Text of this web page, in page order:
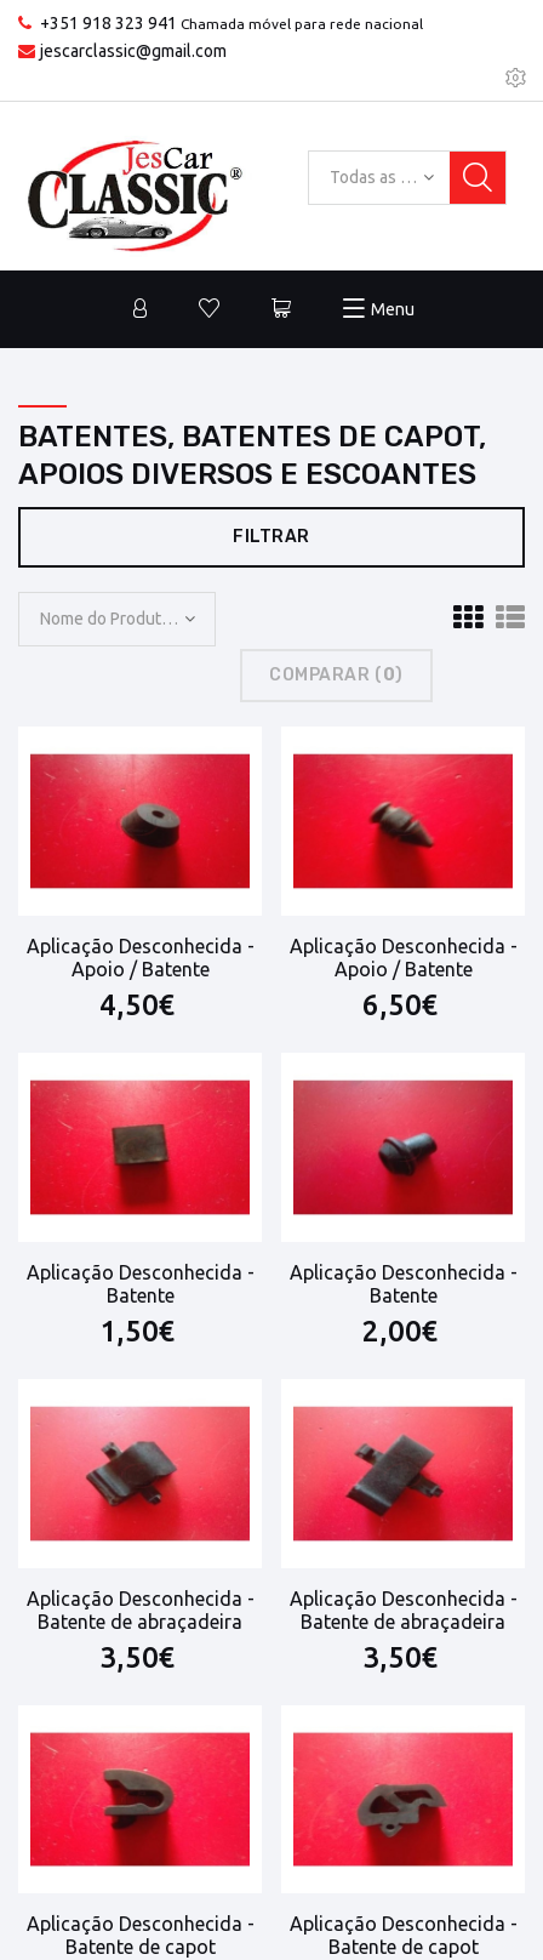
+351 918 323 941 Chamada móvel para rede nacional
jescarclassic@gmail.com
Todas as categorias
Menu
BATENTES, BATENTES DE CAPOT,
APOIOS DIVERSOS E ESCOANTES
FILTRAR
Nome do Produto: A a Z
COMPARAR (0)
Aplicação Desconhecida -
Apoio / Batente
4,50€
Aplicação Desconhecida -
Apoio / Batente
6,50€
Aplicação Desconhecida -
Batente
1,50€
Aplicação Desconhecida -
Batente
2,00€
Aplicação Desconhecida -
Batente de abraçadeira
3,50€
Aplicação Desconhecida -
Batente de abraçadeira
3,50€
Aplicação Desconhecida -
Batente de capot
Aplicação Desconhecida -
Batente de capot